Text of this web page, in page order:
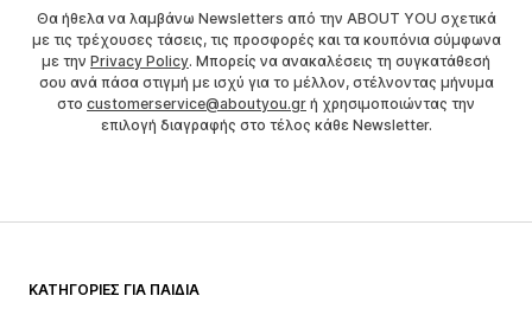
Θα ήθελα να λαμβάνω Newsletters από την ABOUT YOU σχετικά
με τις τρέχουσες τάσεις, τις προσφορές και τα κουπόνια σύμφωνα
με την Privacy Policy. Μπορείς να ανακαλέσεις τη συγκατάθεσή
σου ανά πάσα στιγμή με ισχύ για το μέλλον, στέλνοντας μήνυμα
στο customerservice@aboutyou.gr ή χρησιμοποιώντας την
επιλογή διαγραφής στο τέλος κάθε Newsletter.
ΚΑΤΗΓΟΡΊΕΣ ΓΙΑ ΠΑΙΔΙΆ